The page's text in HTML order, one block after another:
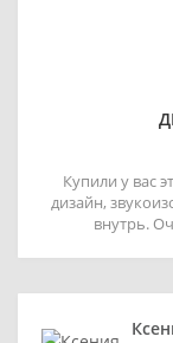
Купили у вас
дизайн,
внутрь.